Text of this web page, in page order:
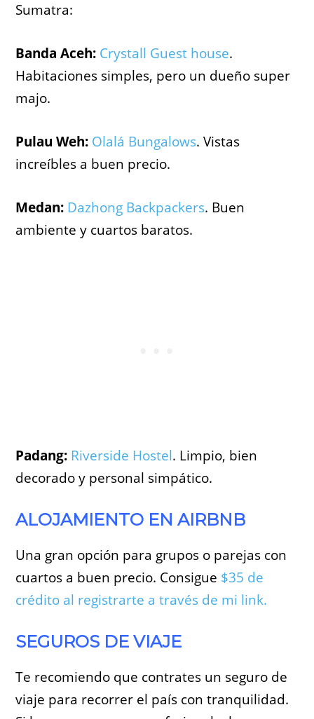
Sumatra:
Banda Aceh: Crystall Guest house.
Habitaciones simples, pero un dueño super
majo.
Pulau Weh: Olalá Bungalows. Vistas
increíbles a buen precio.
Medan: Dazhong Backpackers. Buen
ambiente y cuartos baratos.
Padang: Riverside Hostel. Limpio, bien
decorado y personal simpático.
ALOJAMIENTO EN AIRBNB
Una gran opción para grupos o parejas con
cuartos a buen precio. Consigue $35 de
crédito al registrarte a través de mi link.
SEGUROS DE VIAJE
Te recomiendo que contrates un seguro de
viaje para recorrer el país con tranquilidad.